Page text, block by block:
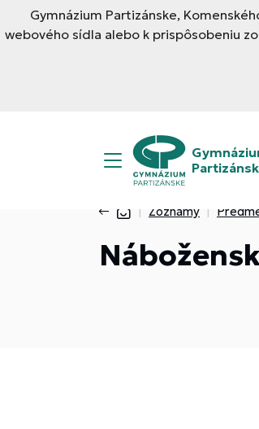
Gymnázium Partizánske,
webového sídla alebo k prispôsobeniu
Zoznamy